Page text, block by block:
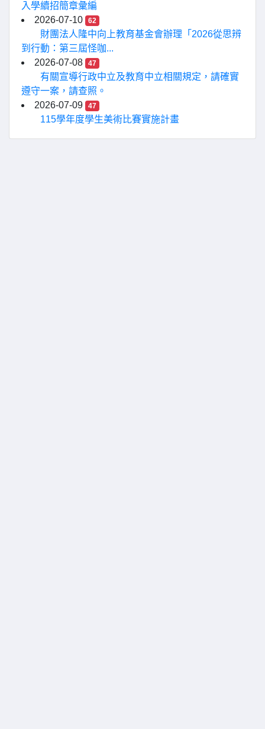
入學續招簡章彙編
2026-07-10
62
財團法人隆中向上教育基金會辦理「2026從思辨
到行動：第三屆怪咖...
2026-07-08
47
有關宣導行政中立及教育中立相關規定，請確實
遵守一案，請查照。
2026-07-09
47
115學年度學生美術比賽實施計畫